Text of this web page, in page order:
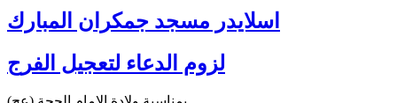
اسلايدر مسجد جمكران المبارك
لزوم الدعاء لتعجيل الفرج